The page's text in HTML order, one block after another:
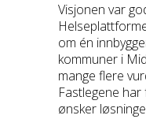
Visjonen var
om én
kommuner i
mange flere
Fastlegene
ønsker